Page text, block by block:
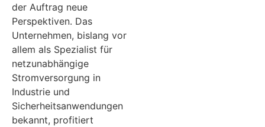
der Auftrag neue
Perspektiven. Das
Unternehmen, bislang vor
allem als Spezialist für
netzunabhängige
Stromversorgung in
Industrie und
Sicherheitsanwendungen
bekannt, profitiert